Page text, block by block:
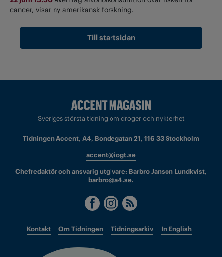
cancer, visar ny amerikansk forskning.
Till startsidan
Sveriges största tidning om droger och nykterhet
Tidningen Accent, A4, Bondegatan 21, 116 33 Stockholm
accent@iogt.se
Chefredaktör och ansvarig utgivare: Barbro Janson Lundkvist,
barbro@a4.se.
Kontakt Om Tidningen Tidningsarkiv In English